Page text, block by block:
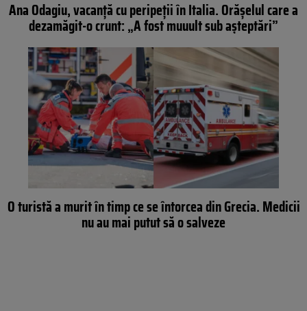
Ana Odagiu, vacanță cu peripeții în Italia. Orășelul care a
dezamăgit-o crunt: „A fost muuult sub așteptări”
O turistă a murit în timp ce se întorcea din Grecia. Medicii
nu au mai putut să o salveze